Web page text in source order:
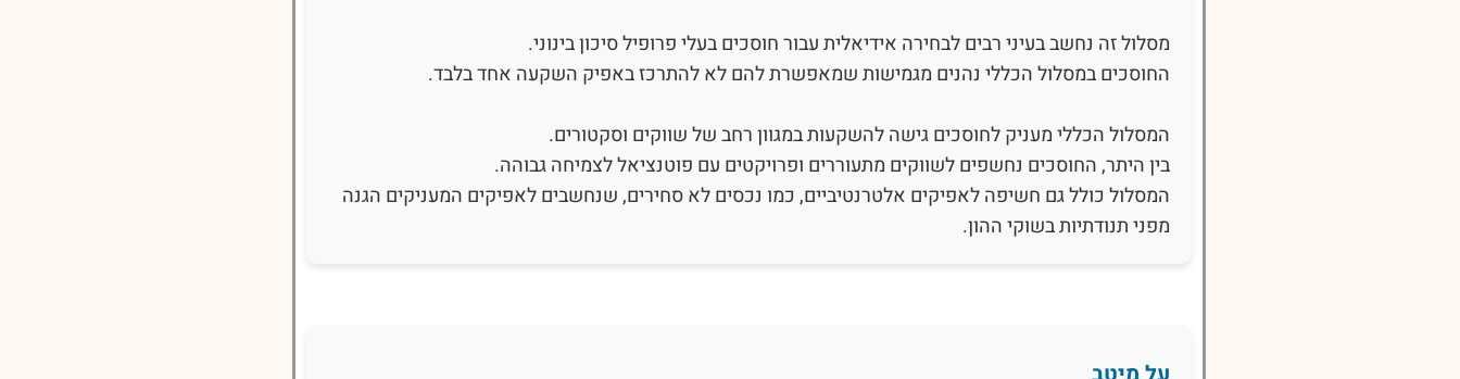
מסלול זה נחשב בעיני רבים לבחירה אידיאלית עבור חוסכים בעלי פרופיל סיכון בינוני.
החוסכים במסלול הכללי נהנים מגמישות שמאפשרת להם לא להתרכז באפיק השקעה אחד בלבד.
המסלול הכללי מעניק לחוסכים גישה להשקעות במגוון רחב של שווקים וסקטורים.
בין היתר, החוסכים נחשפים לשווקים מתעוררים ופרויקטים עם פוטנציאל לצמיחה גבוהה.
המסלול כולל גם חשיפה לאפיקים אלטרנטיביים, כמו נכסים לא סחירים, שנחשבים לאפיקים המעניקים הגנה
מפני תנודתיות בשוקי ההון.